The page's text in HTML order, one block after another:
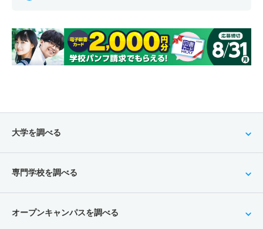
大学を調べる
専門学校を調べる
オープンキャンパスを調べる